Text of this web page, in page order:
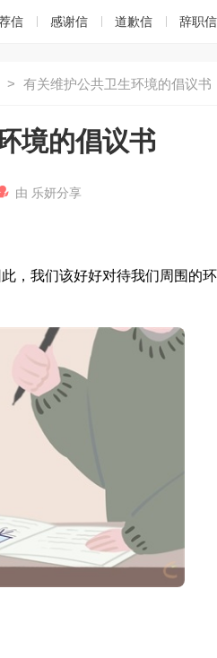
信 感谢信 道歉信 辞职信
> 有关维护公共卫生环境的倡议书
境的倡议书
由 乐妍分享
，我们该好好对待我们周围的